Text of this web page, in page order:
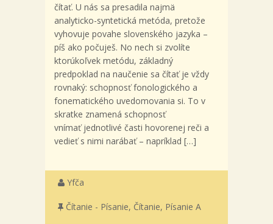
čítať. U nás sa presadila najmä
analyticko-syntetická metóda, pretože
vyhovuje povahe slovenského jazyka –
píš ako počuješ. No nech si zvolíte
ktorúkoľvek metódu, základný
predpoklad na naučenie sa čítať je vždy
rovnaký: schopnosť fonologického a
fonematického uvedomovania si. To v
skratke znamená schopnosť
vnímať jednotlivé časti hovorenej reči a
vedieť s nimi narábať – napríklad […]
Yfča
Čítanie - Písanie, Čítanie, Písanie A